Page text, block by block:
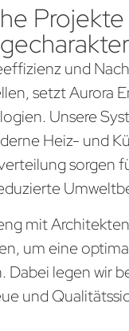
und
setzt Aurora
Unsere
Heiz- und
sorgen
mit
um eine
Dabei legen wir
und